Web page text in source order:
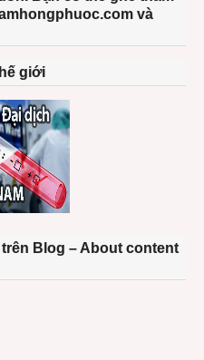
và
giới
Blog – About content